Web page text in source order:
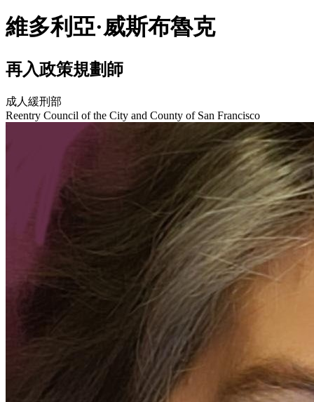
維多利亞·威斯布魯克
再入政策規劃師
成人緩刑部
Reentry Council of the City and County of San Francisco